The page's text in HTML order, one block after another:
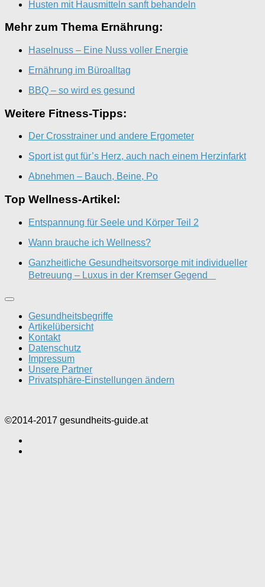
Husten mit Hausmitteln sanft behandeln
Mehr zum Thema Ernährung:
Haselnuss – Eine Nuss voller Energie
Ernährung im Büroalltag
BBQ – so wird es gesund
Weitere Fitness-Tipps:
Der Crosstrainer und andere Ergometer
Sport ist gut für’s Herz, auch nach einem Herzinfarkt
Abnehmen – Bauch, Beine, Po
Top Wellness-Artikel:
Entspannung für Seele und Körper Teil 2
Wann brauche ich Wellness?
Ganzheitliche Gesundheitsvorsorge mit individueller
Betreuung – Luxus in der Kremser Gegend
Gesundheitsbegriffe
Artikelübersicht
Kontakt
Datenschutz
Impressum
Unsere Partner
Privatsphäre-Einstellungen ändern
©2014-2017 gesundheits-guide.at